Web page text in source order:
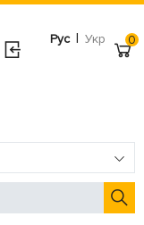
Рус | Укр 0